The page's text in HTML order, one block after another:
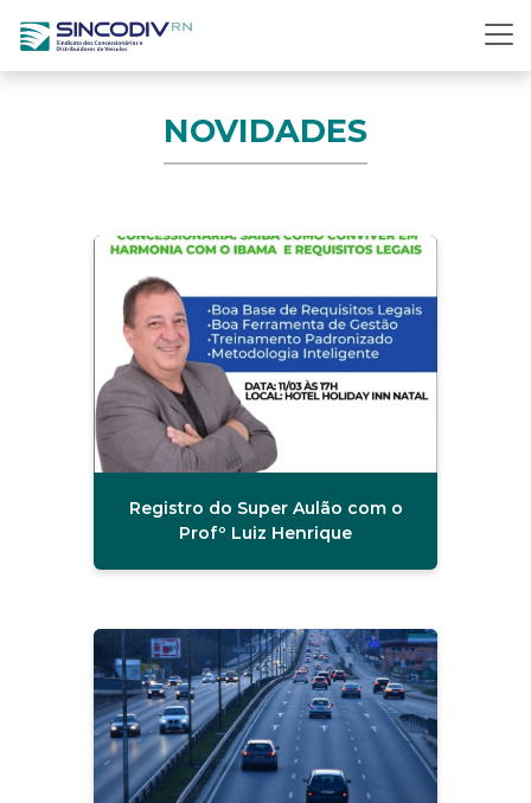
NOVIDADES
Registro do Super Aulão com o
Profº Luiz Henrique